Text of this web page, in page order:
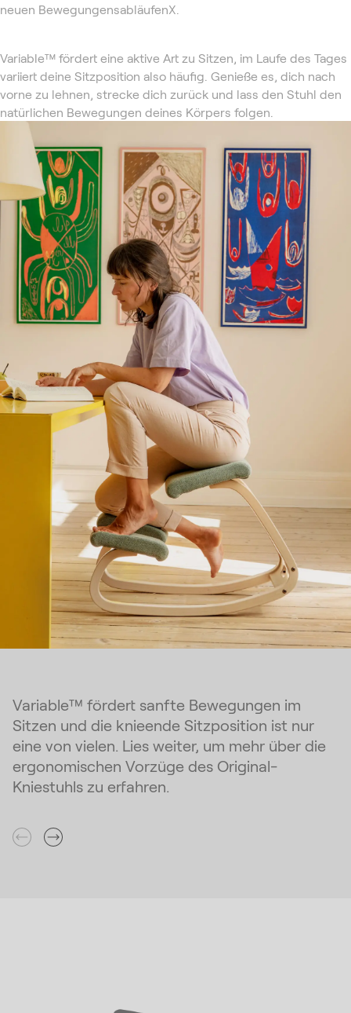
neuen BewegungensabläufenX.
Variable™ fördert eine aktive Art zu Sitzen, im Laufe des Tages
variiert deine Sitzposition also häufig. Genieße es, dich nach
vorne zu lehnen, strecke dich zurück und lass den Stuhl den
natürlichen Bewegungen deines Körpers folgen.
Variable™ fördert sanfte Bewegungen im
Sitzen und die knieende Sitzposition ist nur
eine von vielen. Lies weiter, um mehr über die
ergonomischen Vorzüge des Original-
Kniestuhls zu erfahren.